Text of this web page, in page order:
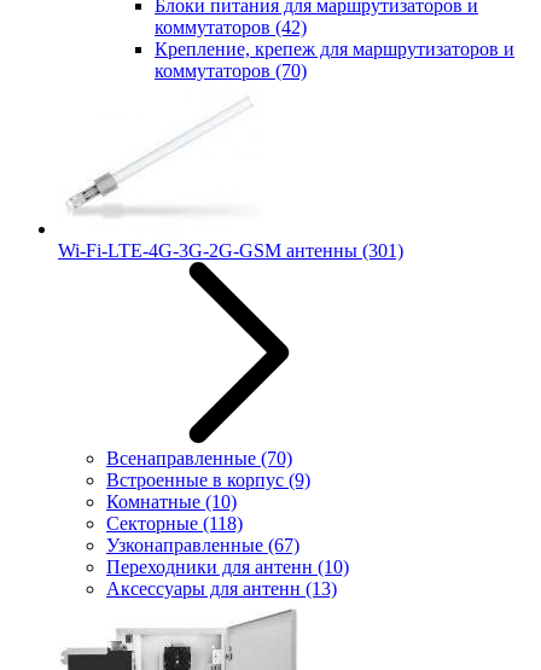
Блоки питания для маршрутизаторов и
коммутаторов (42)
Крепление, крепеж для маршрутизаторов и
коммутаторов (70)
Wi-Fi-LTE-4G-3G-2G-GSM антенны (301)
Всенаправленные (70)
Встроенные в корпус (9)
Комнатные (10)
Секторные (118)
Узконаправленные (67)
Переходники для антенн (10)
Аксессуары для антенн (13)